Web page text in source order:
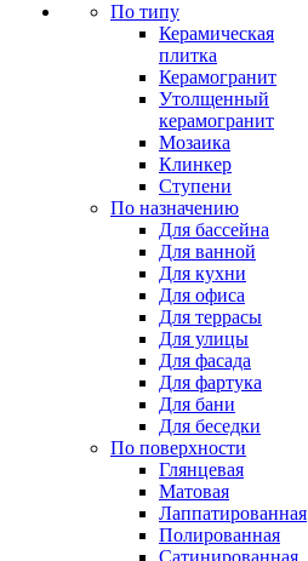
По типу
Керамическая
плитка
Керамогранит
Утолщенный
керамогранит
Мозаика
Клинкер
Ступени
По назначению
Для бассейна
Для ванной
Для кухни
Для офиса
Для террасы
Для улицы
Для фасада
Для фартука
Для бани
Для беседки
По поверхности
Глянцевая
Матовая
Лаппатированная
Полированная
Сатинированная